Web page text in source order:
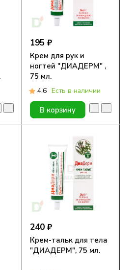
195 ₽
Крем для рук и
ногтей "ДИАДЕРМ" ,
75 мл.
4.6 Есть в наличии
В корзину
240 ₽
Крем-тальк для тела
"ДИАДЕРМ", 75 мл.